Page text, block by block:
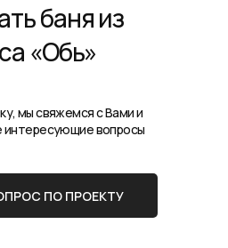
баня из
«Обь»
мы свяжемся с Вами и
интересующие вопросы
ПО ПРОЕКТУ